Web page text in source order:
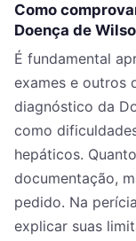
Como
Doença de
É fundamental
exames e outros
diagnóstico da
como
hepáticos.
documentação,
pedido. Na
explicar suas